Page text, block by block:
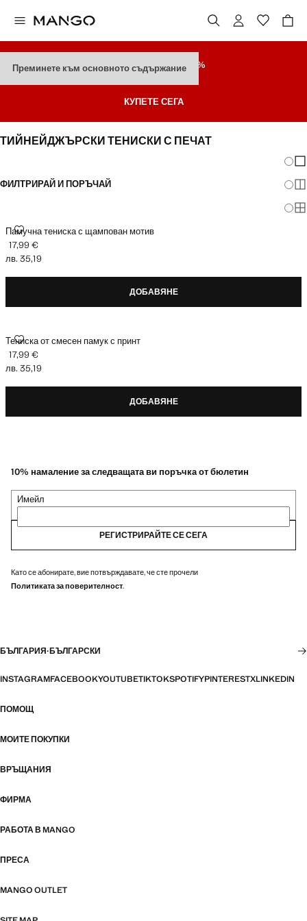
Преминете към основното съдържание
РАЗПРОДАЖБАДО 70%
КУПЕТЕ СЕГА
ТИЙНЕЙДЖЪРСКИ ТЕНИСКИ С ПЕЧАТ
ФИЛТРИРАЙ И ПОРЪЧАЙ
Памучна тениска с щампован мотив
ПАМУЧНА ТЕНИСКА С ЩАМПОВАН МОТИВ
Текуща цена [17,99 € лв. 35,19]
17,99 €
лв. 35,19
ДОБАВЯНЕ
Тениска от смесен памук с принт
ТЕНИСКА ОТ СМЕСЕН ПАМУК С ПРИНТ
Текуща цена [17,99 € лв. 35,19]
17,99 €
лв. 35,19
ДОБАВЯНЕ
10% намаление за следващата ви поръчка от бюлетин
Имейл
РЕГИСТРИРАЙТЕ СЕ СЕГА
Като се абонирате, вие потвърждавате, че сте прочели
Политиката за поверителност.
БЪЛГАРИЯ·БЪЛГАРСКИ
INSTAGRAMFACEBOOKYOUTUBETIKTOKSPOTIFYPINTERESTXLINKEDIN
ПОМОЩ
МОИТЕ ПОКУПКИ
ВРЪЩАНИЯ
ФИРМА
РАБОТА В MANGO
ПРЕСА
MANGO OUTLET